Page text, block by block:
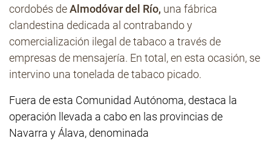
cordobés deAlmodóvar del Río, una fábrica
clandestina dedicada al contrabando y
comercialización ilegal de tabaco a través de
empresas de mensajería. En total, en esta ocasión, se
intervino una tonelada de tabaco picado.
Fuera de esta Comunidad Autónoma, destaca la
operación llevada a cabo en las provincias de
Navarra y Álava, denominada